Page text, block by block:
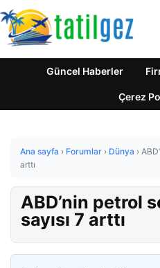
Güncel Haberler
Çerez
Ana sayfa › Forumlar › Dünya ›
arttı
ABD’nin petrol
sayısı 7 arttı